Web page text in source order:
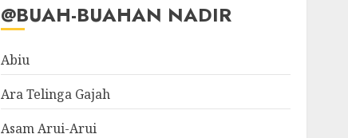
@BUAH-BUAHAN NADIR
Abiu
Ara Telinga Gajah
Asam Arui-Arui